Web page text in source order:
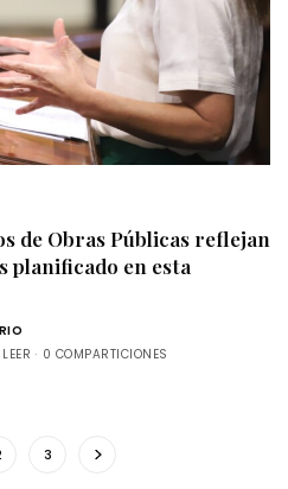
de Obras Públicas reflejan
planificado en esta
0 COMPARTICIONES
3